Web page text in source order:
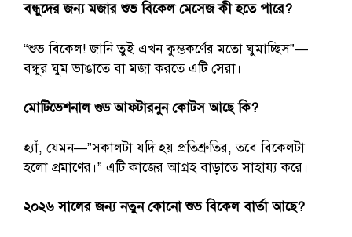
বন্ধুদের জন্য মজার শুভ বিকেল মেসেজ কী হতে পারে?
“শুভ বিকেল! জানি তুই এখন কুম্ভকর্ণের মতো ঘুমাচ্ছিস”—
বন্ধুর ঘুম ভাঙাতে বা মজা করতে এটি সেরা।
মোটিভেশনাল গুড আফটারনুন কোটস আছে কি?
হ্যাঁ, যেমন—”সকালটা যদি হয় প্রতিশ্রুতির, তবে বিকেলটা
হলো প্রমাণের।” এটি কাজের আগ্রহ বাড়াতে সাহায্য করে।
২০২৬ সালের জন্য নতুন কোনো শুভ বিকেল বার্তা আছে?